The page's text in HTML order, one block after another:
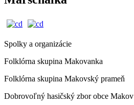
Spolky a organizácie
Folklórna skupina Makovanka
Folklórna skupina Makovský prameň
Dobrovoľný hasičský zbor obce Makov